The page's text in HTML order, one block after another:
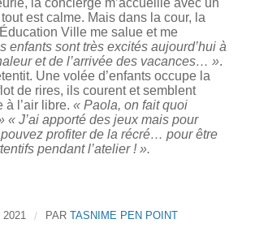
la concierge m’accueille avec un
est calme. Mais dans la cour, la
Ville me salue et me
enfants sont très excités aujourd’hui à
et de l’arrivée des vacances… ».
Une volée d’enfants occupe la
de rires, ils courent et semblent
à l’air libre. « Paola, on fait quoi
« J’ai apporté des jeux mais pour
pouvez profiter de la récré… pour être
pendant l’atelier ! ».
/ PAR TASNIME PEN POINT